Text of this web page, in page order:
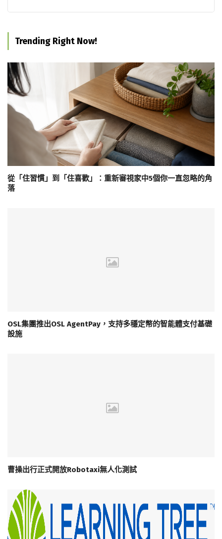
Trending Right Now!
從「住習慣」到「住喜歡」：重新審視家中5個你一直忽略的角
落
OSL集團推出OSL AgentPay，支持多穩定幣的智能體支付基礎
設施
曹操出行正式開放Robotaxi無人化測試